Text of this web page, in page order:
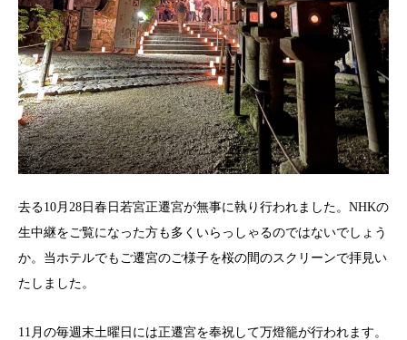
去る10月28日春日若宮正遷宮が無事に執り行われました。NHKの
生中継をご覧になった方も多くいらっしゃるのではないでしょう
か。当ホテルでもご遷宮のご様子を桜の間のスクリーンで拝見い
たしました。
11月の毎週末土曜日には正遷宮を奉祝して万燈籠が行われます。